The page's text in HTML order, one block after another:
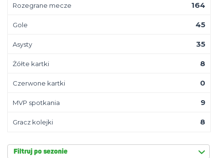
Rozegrane mecze 164
Gole 45
Asysty 35
Żółte kartki 8
Czerwone kartki 0
MVP spotkania 9
Gracz kolejki 8
Filtruj po sezonie